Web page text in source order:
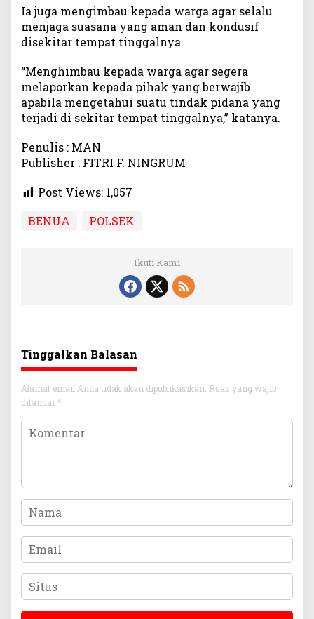
i
D
i
l
o
g
i
s
Ia juga mengimbau kepada warga agar selalu
menjaga suasana yang aman dan kondusif
disekitar tempat tinggalnya.
“Menghimbau kepada warga agar segera
melaporkan kepada pihak yang berwajib
apabila mengetahui suatu tindak pidana yang
terjadi di sekitar tempat tinggalnya,” katanya.
Penulis : MAN
Publisher : FITRI F. NINGRUM
Post Views: 1,057
BENUA
POLSEK
Ikuti Kami
Tinggalkan Balasan
Alamat email Anda tidak akan dipublikasikan. Ruas yang wajib
ditandai *